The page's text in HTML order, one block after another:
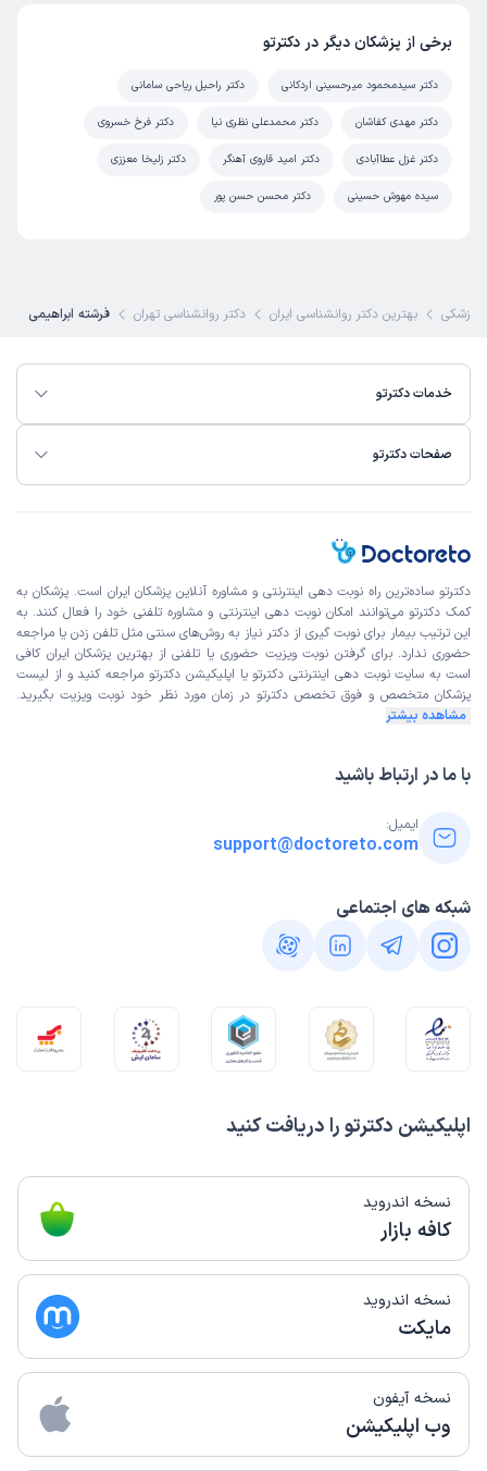
برخی از پزشکان دیگر در دکترتو
دکتر سیدمحمود میرحسینی اردکانی دکتر راحیل ریاحی سامانی
دکتر مهدی کفاشان دکتر محمدعلی نظری نیا دکتر فرخ خسروی
دکتر غزل عطاآبادی دکتر امید قاروی آهنگر دکتر زلیخا معززی
سیده مهوش حسینی دکتر محسن حسن پور
پزشکی بهترین دکتر روانشناسی ایران دکتر روانشناسی تهران فرشته ابراهیمی
خدمات دکترتو
صفحات دکترتو
اپلیکیشن دکترتو را دریافت کنید
نسخه اندروید
کافه بازار
نسخه اندروید
مایکت
نسخه آیفون
وب اپلیکیشن
دکترتو ساده‌ترین راه نوبت‌ دهی اینترنتی و مشاوره آنلاین پزشکان ایران است. پزشکان به
کمک دکترتو می‌توانند امکان نوبت دهی اینترنتی و مشاوره تلفنی خود را فعال کنند. به
این ترتیب بیمار برای نوبت گیری از دکتر نیاز به روش‌های سنتی مثل تلفن زدن یا مراجعه
حضوری ندارد. برای گرفتن نوبت ویزیت حضوری یا تلفنی از بهترین پزشکان ایران کافی
است به سایت نوبت دهی اینترنتی دکترتو یا اپلیکیشن دکترتو مراجعه کنید و از لیست
پزشکان متخصص و فوق تخصص دکترتو در زمان مورد نظر خود نوبت ویزیت بگیرید.
مشاهده بیشتر
با ما در ارتباط باشید
ایمیل:
support@doctoreto.com
شبکه های اجتماعی